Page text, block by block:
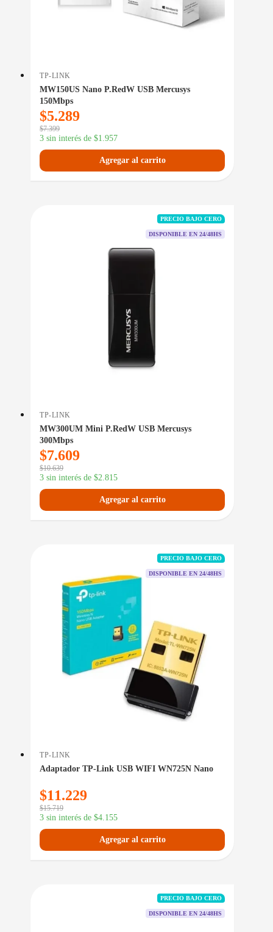
TP-LINK
MW150US Nano P.RedW USB Mercusys
150Mbps
$5.289
$7.399
3 sin interés de $1.957
Agregar al carrito
PRECIO BAJO CERO
DISPONIBLE EN 24/48HS
TP-LINK
MW300UM Mini P.RedW USB Mercusys
300Mbps
$7.609
$10.639
3 sin interés de $2.815
Agregar al carrito
PRECIO BAJO CERO
DISPONIBLE EN 24/48HS
TP-LINK
Adaptador TP-Link USB WIFI WN725N Nano
$11.229
$15.719
3 sin interés de $4.155
Agregar al carrito
PRECIO BAJO CERO
DISPONIBLE EN 24/48HS